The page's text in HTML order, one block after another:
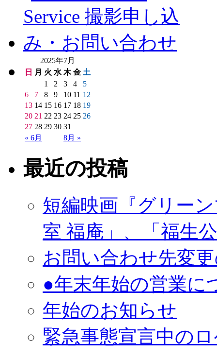
2025年7月
日
月 火 水 木 金 土
1
2 3 4
5
6
7 8 9 10 11 12
13 14 15 16 17 18 19
20 21 22 23 24 25 26
27 28 29 30 31
« 6月
8月 »
最近の投稿
短編映画『グリー
室 福庵」、「福生
お問い合わせ先変
●年末年始の営業に
年始のお知らせ
緊急事態宣言中の